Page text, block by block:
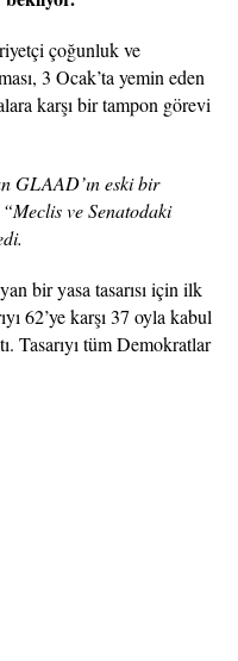
çoğunluk ve
3 Ocak’ta yemin eden
karşı bir tampon görevi
GLAAD’ın eski bir
ve Senatodaki
bir yasa tasarısı için ilk
62’ye karşı 37 oyla kabul
Tasarıyı tüm Demokratlar